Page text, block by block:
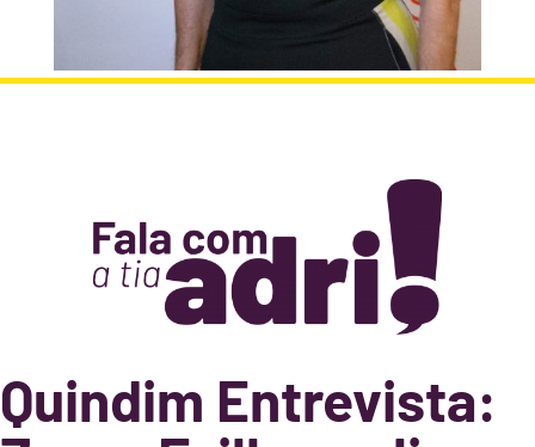
Quindim Entrevista: